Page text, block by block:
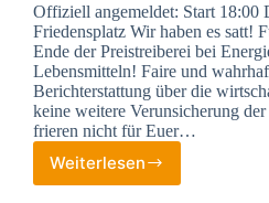
Offiziell angemeldet: Start 18:00
Friedensplatz Wir haben es satt!
Ende der Preistreiberei bei
Lebensmitteln! Faire und
Berichterstattung über die
keine weitere Verunsicherung
frieren nicht für Euer…
WeiterlesenMontagsspaziergang